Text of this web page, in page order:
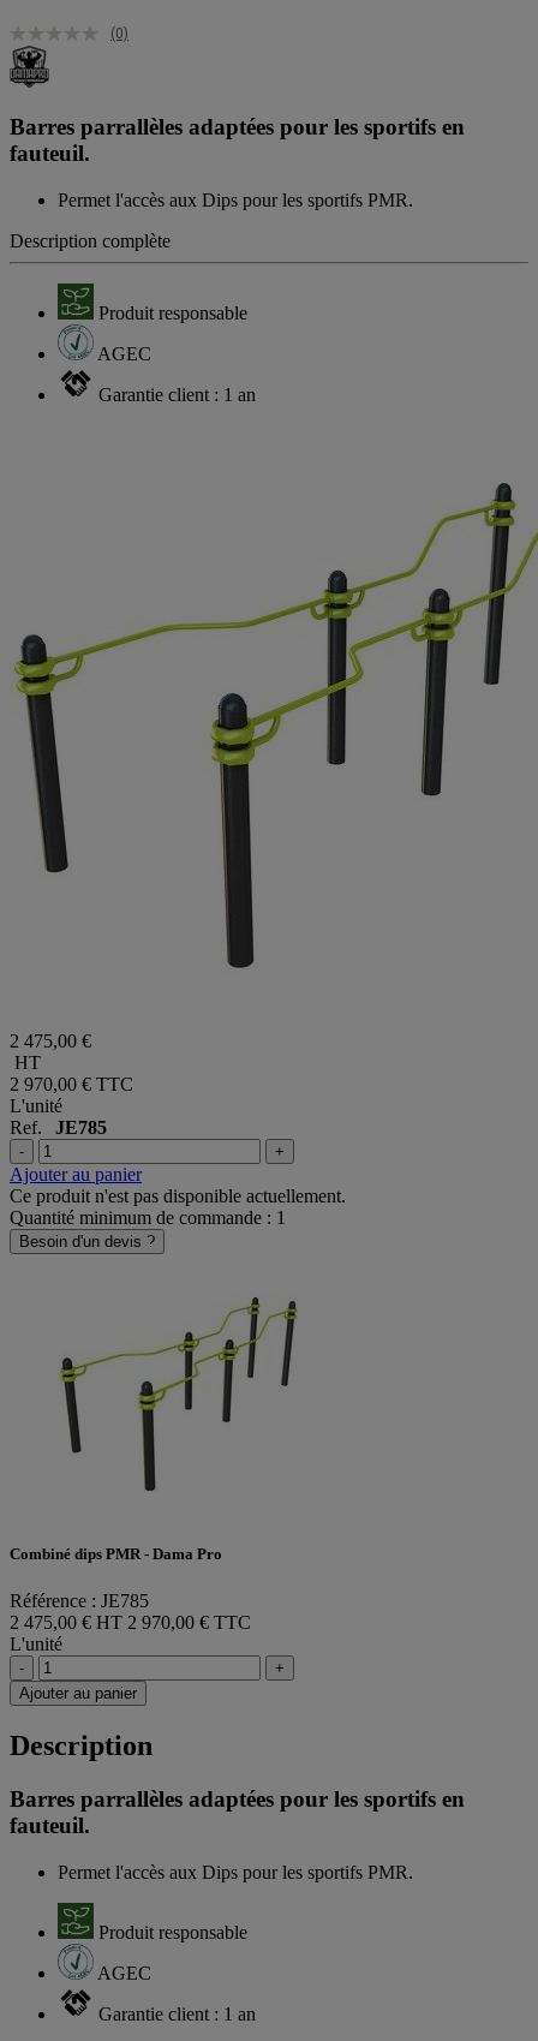
(0)
Barres parrallèles adaptées pour les sportifs en
fauteuil.
Permet l'accès aux Dips pour les sportifs PMR.
Description complète
Produit responsable
AGEC
Garantie client : 1 an
2 475,00 €
HT
2 970,00 € TTC
L'unité
Ref. JE785
- +
Ajouter au panier
Ce produit n'est pas disponible actuellement.
Quantité minimum de commande : 1
Besoin d'un devis ?
Combiné dips PMR - Dama Pro
Référence : JE785
2 475,00 € HT 2 970,00 € TTC
L'unité
-
+
Ajouter au panier
Description
Barres parrallèles adaptées pour les sportifs en
fauteuil.
Permet l'accès aux Dips pour les sportifs PMR.
Produit responsable
AGEC
Garantie client : 1 an